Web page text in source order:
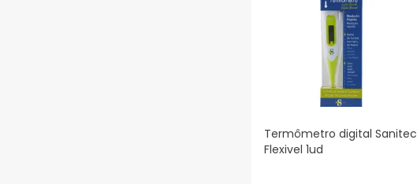
Termômetro digital Sanitec
Flexivel 1ud